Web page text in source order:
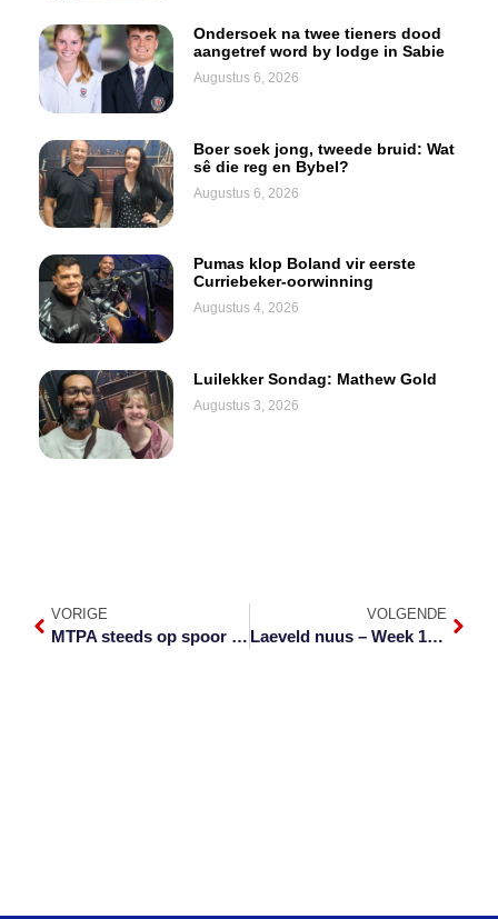
Ondersoek na twee tieners dood
aangetref word by lodge in Sabie
Augustus 6, 2026
Boer soek jong, tweede bruid: Wat
sê die reg en Bybel?
Augustus 6, 2026
Pumas klop Boland vir eerste
Curriebeker-oorwinning
Augustus 4, 2026
Luilekker Sondag: Mathew Gold
Augustus 3, 2026
VORIGE
MTPA steeds op spoor van drie ontsnapte leeus
VOLGENDE
Laeveld nuus – Week 13 van 2022